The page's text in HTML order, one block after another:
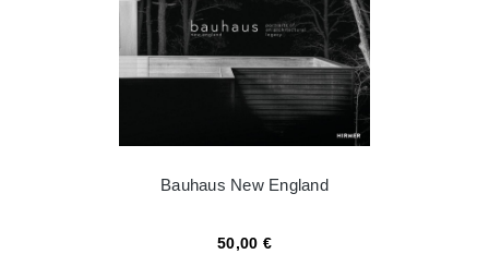
Bauhaus New England
50,00 €